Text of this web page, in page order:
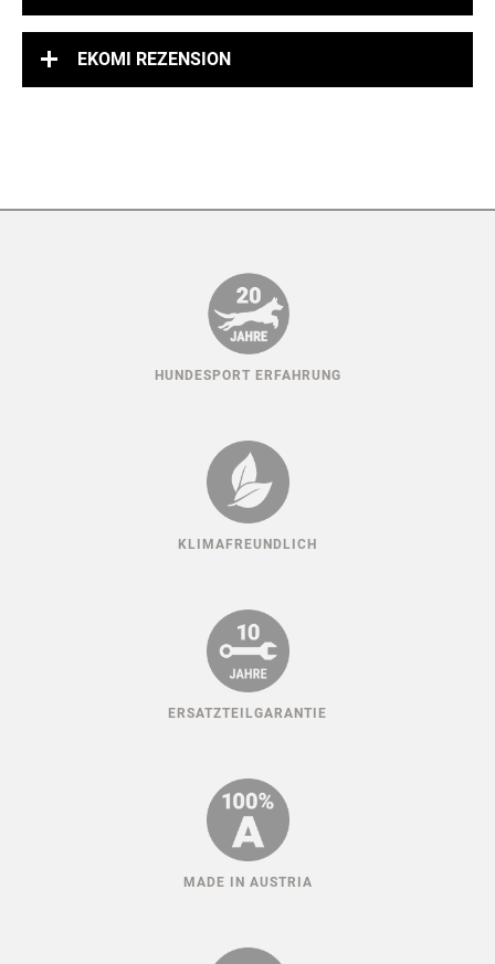
EKOMI REZENSION
HUNDESPORT ERFAHRUNG
KLIMAFREUNDLICH
ERSATZTEILGARANTIE
MADE IN AUSTRIA